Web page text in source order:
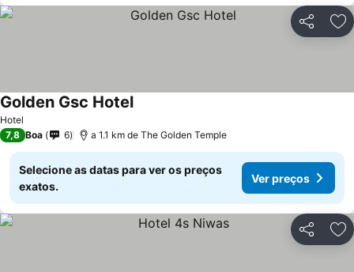
Partilhar
Hotel
Golden Gsc HotelVer preços
7,8 Boa 6 a 1.1 km de The Golden Temple
Selecione as datas para ver os preços
exatos.
Ver preços
Partilhar